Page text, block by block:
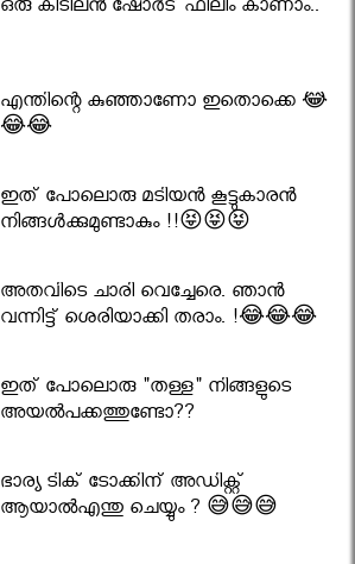
ഒരു കിടിലൻ ഷോർട് ഫിലിം കാണാം..
എന്തിന്റെ കുഞ്ഞാണോ ഇതൊക്കെ 😂
😂😂
ഇത് പോലൊരു മടിയൻ കൂട്ടുകാരൻ
നിങ്ങൾക്കുമുണ്ടാകും !!😝😝😝
അതവിടെ ചാരി വെച്ചേരെ. ഞാൻ
വന്നിട്ട് ശെരിയാക്കി തരാം. !😂😂😂
ഇത് പോലൊരു "തള്ള" നിങ്ങളുടെ
അയല്‍പക്കത്തുണ്ടോ??
ഭാര്യ ടിക് ടോക്കിന് അഡിക്റ്റ്
ആയാൽഎന്തു ചെയ്യും ? 😅😅😅